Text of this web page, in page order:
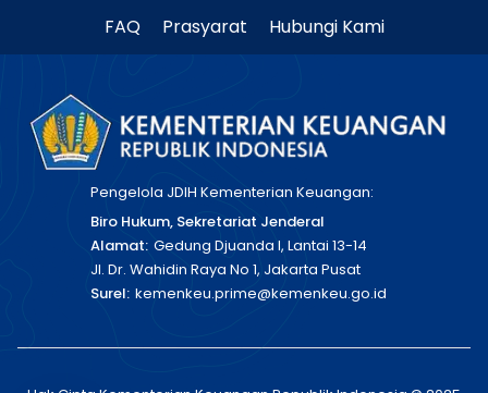
FAQ Prasyarat Hubungi Kami
Pengelola JDIH Kementerian Keuangan:
Biro Hukum, Sekretariat Jenderal
Alamat: Gedung Djuanda I, Lantai 13-14
Jl. Dr. Wahidin Raya No 1, Jakarta Pusat
Surel: kemenkeu.prime@kemenkeu.go.id